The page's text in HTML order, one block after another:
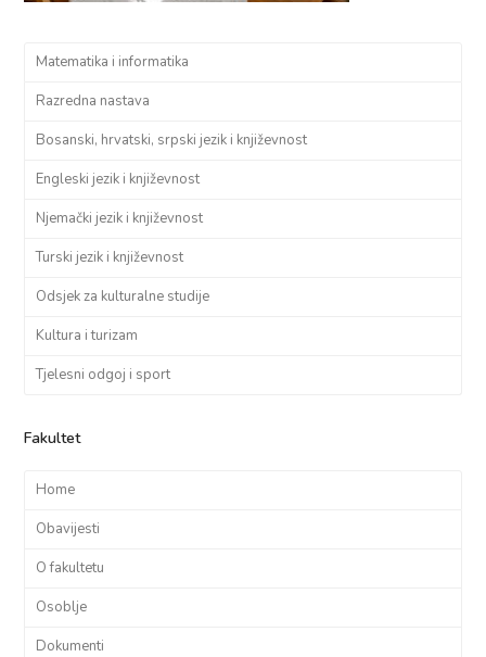
Matematika i informatika
Razredna nastava
Bosanski, hrvatski, srpski jezik i književnost
Engleski jezik i književnost
Njemački jezik i književnost
Turski jezik i književnost
Odsjek za kulturalne studije
Kultura i turizam
Tjelesni odgoj i sport
Fakultet
Home
Obavijesti
O fakultetu
Osoblje
Dokumenti